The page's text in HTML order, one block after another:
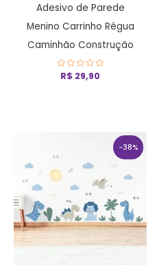
Adesivo de Parede
Menino Carrinho Régua
Caminhão Construção
Avaliação
0R$ 29,90
-38%
original
era:
R$ 79,90.
O
preço
atual
R$ 49,90.